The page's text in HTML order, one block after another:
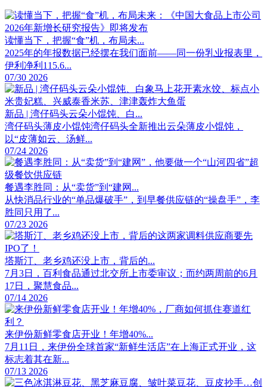
读懂当下，把握“食”机，布局未...
2025年的年报数据已经摆在我们面前——同一份乳业报表里，
伊利净利115.6...
07/30 2026
新品 | 湾仔码头云朵小馄饨、白...
湾仔码头薄皮小馄饨湾仔码头全新推出云朵薄皮小馄饨，
以“皮薄如云、汤鲜...
07/24 2026
餐遇李胜同：从“卖货”到“建网...
从快消品行业的“单品爆破手”，到早餐供应链的“操盘手”，李
胜同只用了...
07/23 2026
塔斯汀、老乡鸡还没上市，背后的...
7月3日，百利食品通过北交所上市委审议；而约两周前的6月
17日，聚慧食品...
07/14 2026
来伊份新鲜零食店开业！年增40%...
7月11日，来伊份全球首家“新鲜生活店”在上海正式开业，这
标志着其在新...
07/13 2026